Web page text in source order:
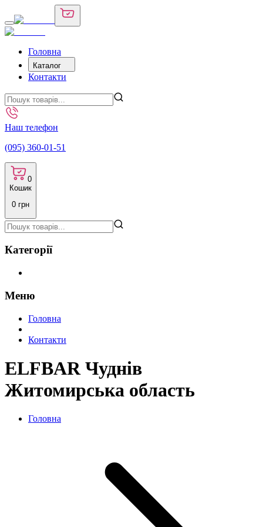
Головна
Каталог
Контакти
Наш телефон
(095) 360-01-51
0
Кошик
0 грн
Категорії
Меню
Головна
Контакти
ELFBAR Чуднів
Житомирська область
Головна